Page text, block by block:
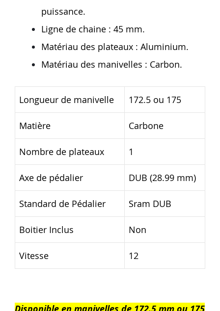
puissance.
Ligne de chaine : 45 mm.
Matériau des plateaux : Aluminium.
Matériau des manivelles : Carbon.
Longueur de manivelle 172.5 ou 175
Matière Carbone
Nombre de plateaux 1
Axe de pédalier DUB (28.99 mm)
Standard de Pédalier Sram DUB
Boitier Inclus Non
Vitesse 12